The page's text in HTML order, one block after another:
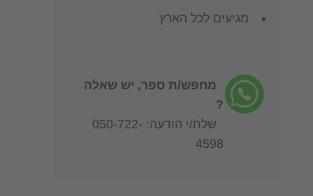
מגיעים לכל הארץ
מחפש/ת ספר, יש שאלה
?
שלח/י הודעה: 050-722-
4598